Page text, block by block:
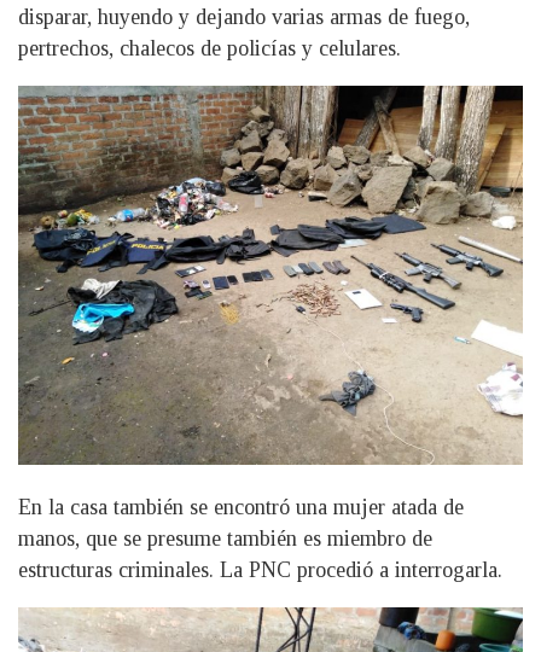
disparar, huyendo y dejando varias armas de fuego,
pertrechos, chalecos de policías y celulares.
En la casa también se encontró una mujer atada de
manos, que se presume también es miembro de
estructuras criminales. La PNC procedió a interrogarla.